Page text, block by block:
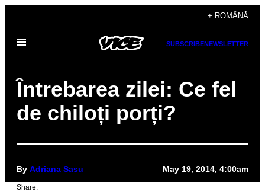
content
+ ROMÂNĂ
Open
SUBSCRIBENEWSLETTER
Întrebarea zilei: Ce fel
de chiloți porți?
By Adriana Sasu May 19, 2014, 4:00am
Share: